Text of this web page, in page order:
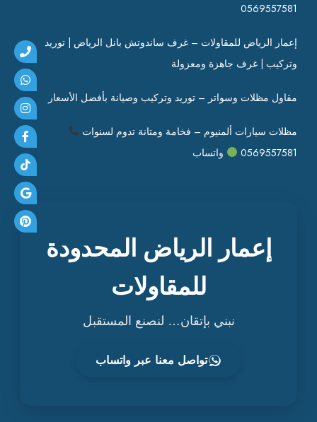
0569557581
إعمار الرياض للمقاولات – غرف ساندوتش بانل الرياض | توريد
وتركيب | غرف جاهزة ومعزولة
مقاول مظلات وسواتر – توريد وتركيب وصيانة بأفضل الأسعار
مظلات سيارات ألمنيوم – فخامة ومتانة تدوم لسنوات
0569557581
واتساب
إعمار الرياض المحدودة
للمقاولات
نبني بإتقان… لنصنع المستقبل
تواصل معنا عبر واتساب